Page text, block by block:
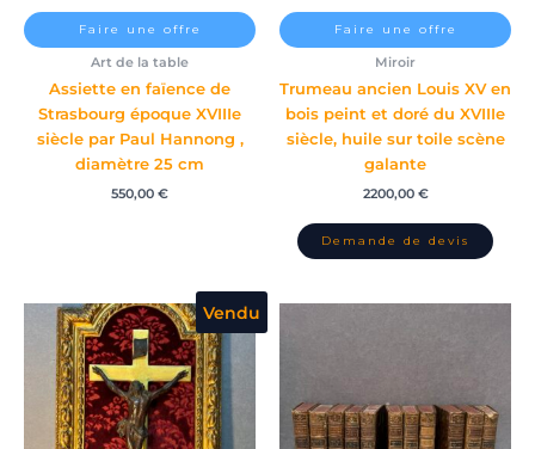
Faire une offre
Art de la table
Assiette en faïence de
Strasbourg époque XVIIIe
siècle par Paul Hannong ,
diamètre 25 cm
550,00 €
Faire une offre
Miroir
Trumeau ancien Louis XV en
bois peint et doré du XVIIIe
siècle, huile sur toile scène
galante
2200,00 €
Vendu